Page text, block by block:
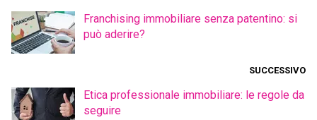
Franchising immobiliare senza patentino: si
può aderire?
SUCCESSIVO
Etica professionale immobiliare: le regole da
seguire